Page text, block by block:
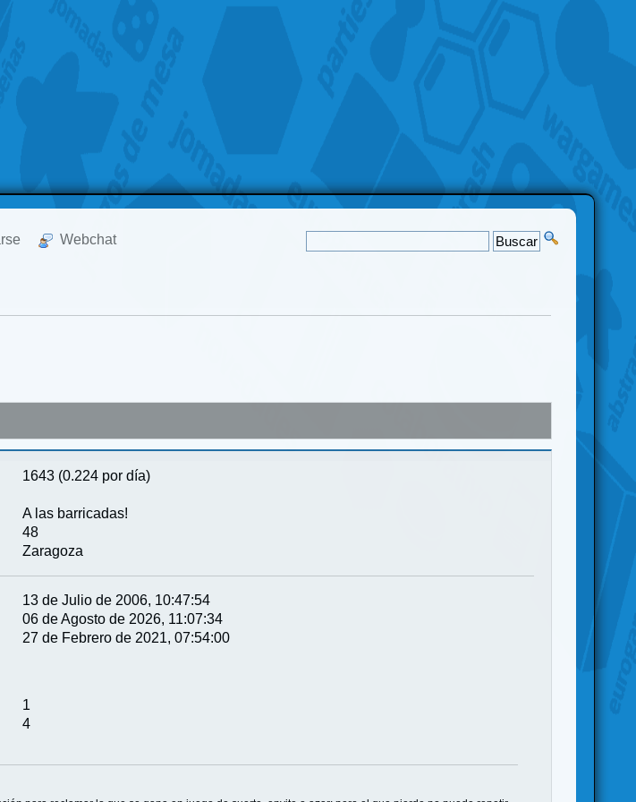
Webchat
1643 (0.224 por día)
A las barricadas!
48
Zaragoza
13 de Julio de 2006, 10:47:54
06 de Agosto de 2026, 11:07:34
27 de Febrero de 2021, 07:54:00
1
4